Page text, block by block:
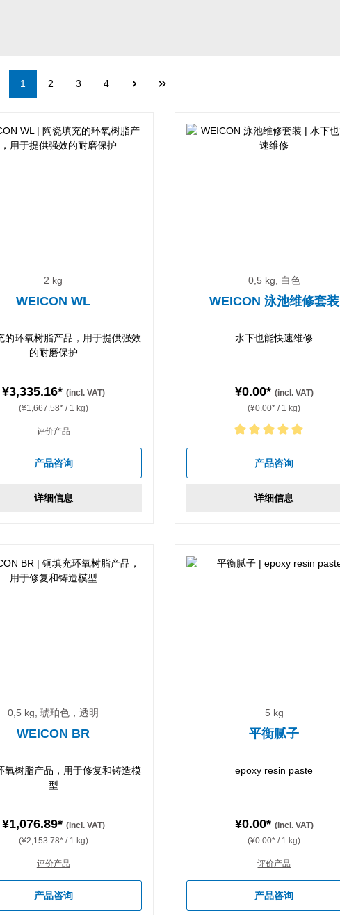
Page
1 Page
2 Page
3 Page
4
2 kg
WEICON WL
的环氧树脂产品，用于提供强效
的耐磨保护
¥3,335.16* (incl. VAT)
(¥1,667.58* / 1 kg)
评价产品
产品咨询
详细信息
0,5 kg, 白色
WEICON 泳池维修套装
水下也能快速维修
¥0.00* (incl. VAT)
(¥0.00* / 1 kg)
Average rating of 5 out of 5 stars
产品咨询
详细信息
0,5 kg, 琥珀色，透明
WEICON BR
氧树脂产品，用于修复和铸造模
型
¥1,076.89* (incl. VAT)
(¥2,153.78* / 1 kg)
评价产品
产品咨询
5 kg
平衡腻子
epoxy resin paste
¥0.00* (incl. VAT)
(¥0.00* / 1 kg)
评价产品
产品咨询